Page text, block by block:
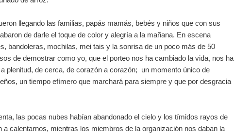
llegando las familias, papás mamás, bebés y niños que con sus
de darle el toque de color y alegría a la mañana. En escena
bandoleras, mochilas, mei tais y la sonrisa de un poco más de 50
de demostrar como yo, que el porteo nos ha cambiado la vida, nos ha
plenitud, de cerca, de corazón a corazón; un momento único de
un tiempo efímero que marchará para siempre y que por desgracia
las pocas nubes habían abandonado el cielo y los tímidos rayos de
a calentarnos, mientras los miembros de la organización nos daban la